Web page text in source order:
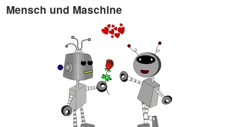
Mensch und Maschine